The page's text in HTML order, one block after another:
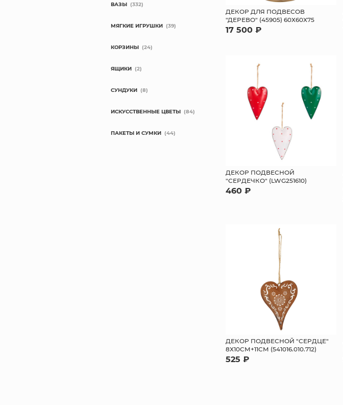
ДЕКОР ДЛЯ ПОДВЕСОВ
"ДЕРЕВО" (45905) 60Х60Х75
17 500 ₽
ДЕКОР ПОДВЕСНОЙ
"СЕРДЕЧКО" (LWG251610)
460 ₽
ДЕКОР ПОДВЕСНОЙ "СЕРДЦЕ"
8Х10СМ+11СМ (541016.010.712)
525 ₽
ВАЗЫ (332)
МЯГКИЕ ИГРУШКИ (39)
КОРЗИНЫ (24)
ЯЩИКИ (2)
СУНДУКИ (8)
ИСКУССТВЕННЫЕ ЦВЕТЫ (84)
ПАКЕТЫ И СУМКИ (44)